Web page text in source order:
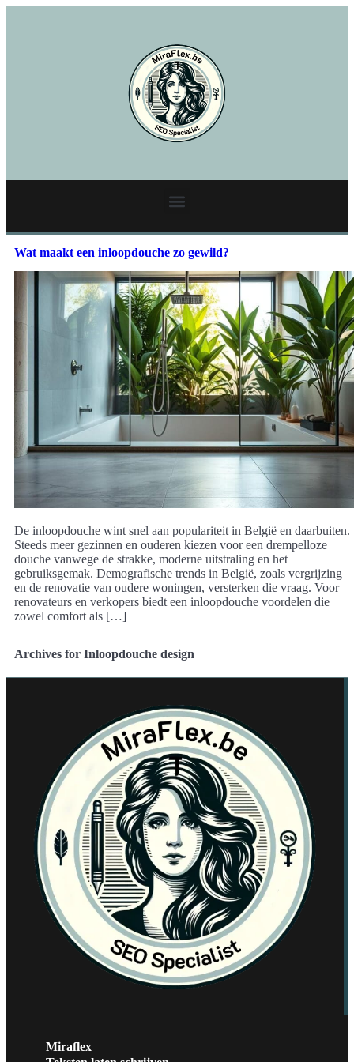
Wat maakt een inloopdouche zo gewild?
De inloopdouche wint snel aan populariteit in België en daarbuiten.
Steeds meer gezinnen en ouderen kiezen voor een drempelloze
douche vanwege de strakke, moderne uitstraling en het
gebruiksgemak. Demografische trends in België, zoals vergrijzing
en de renovatie van oudere woningen, versterken die vraag. Voor
renovateurs en verkopers biedt een inloopdouche voordelen die
zowel comfort als […]
Archives for Inloopdouche design
Miraflex